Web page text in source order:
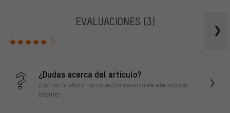
EVALUACIONES (3)
5
¿Dudas acerca del artículo?
¡Contacta ahora con nuestro servicio de atención al
cliente!